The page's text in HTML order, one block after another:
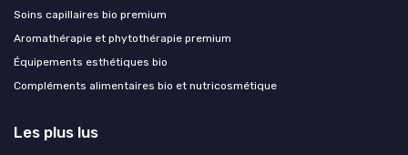
Soins capillaires bio premium
Aromathérapie et phytothérapie premium
Équipements esthétiques bio
Compléments alimentaires bio et nutricosmétique
Les plus lus